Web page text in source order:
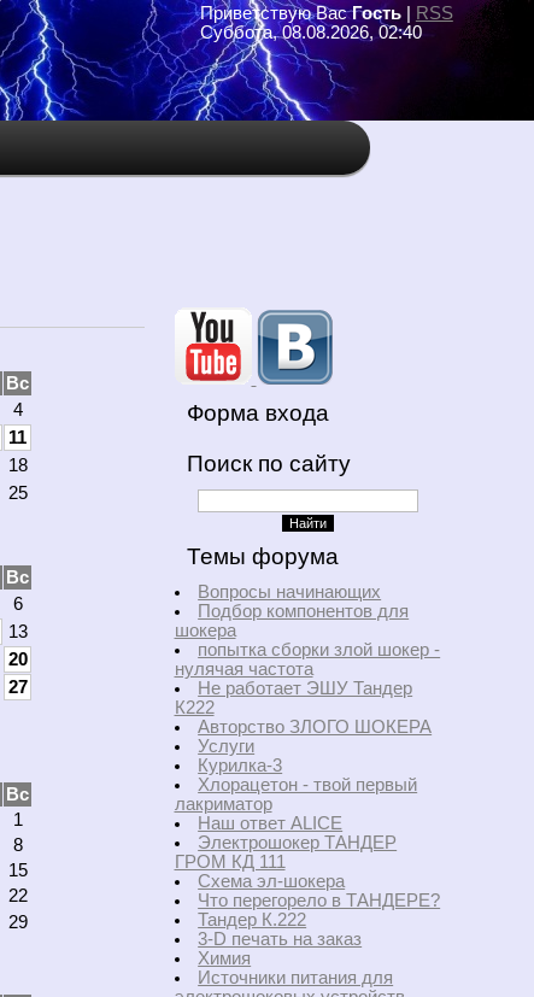
Приветствую Вас Гость|
RSS
Суббота, 08.08.2026, 02:40
Вс
4
11
18
25
Вс
6
13
20
27
Вс
1
8
15
22
29
Форма входа
Поиск по сайту
Темы форума
Вопросы начинающих
Подбор компонентов для
шокера
попытка сборки злой шокер -
нулячая частота
Не работает ЭШУ Тандер
К222
Авторство ЗЛОГО ШОКЕРА
Услуги
Курилка-3
Хлорацетон - твой первый
лакриматор
Наш ответ ALICE
Электрошокер ТАНДЕР
ГРОМ КД 111
Схема эл-шокера
Что перегорело в ТАНДЕРЕ?
Тандер К.222
3-D печать на заказ
Химия
Источники питания для